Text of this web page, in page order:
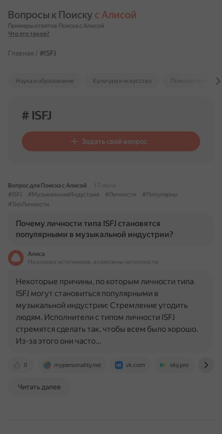
Вопросы к Поиску с Алисой
Примеры ответов Поиска с Алисой
Что это такое?
Главная / #ISFJ
Наука и образование Культура и искусство Психология и
# ISFJ
Задать свой вопрос
Вопрос для Поиска с Алисой
17 июля
#ISFJ
#МузыкальнаяИндустрия #Личности
#Популярны
#ТипЛичности
Почему личности типа ISFJ становятся
популярными в музыкальной индустрии?
Алиса
На основе источников, возможны неточности
0 mypersonality.net vk.com sky.pro
Некоторые причины, по которым личности типа
ISFJ могут становиться популярными в
музыкальной индустрии: Стремление угодить
людям. Исполнители с типом личности ISFJ
стремятся сделать так, чтобы всем было хорошо.
Из-за этого они часто…
Читать далее